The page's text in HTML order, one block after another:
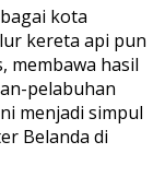
kota
kereta api pun
membawa hasil
pelabuhan
menjadi simpul
Belanda di